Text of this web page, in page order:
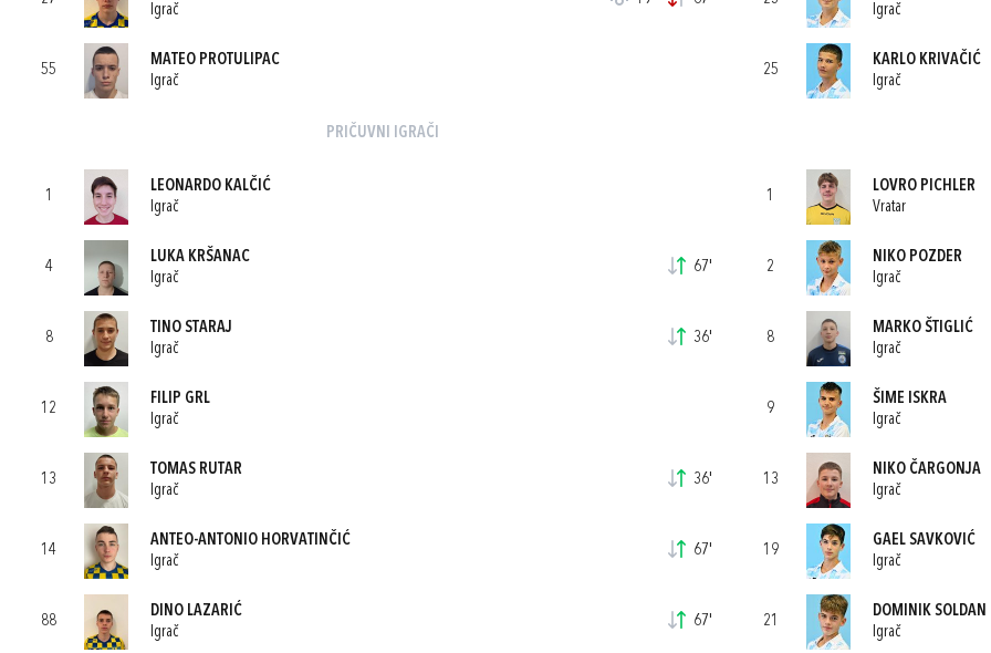
Igrač
55
MATEO PROTULIPAC
Igrač
PRIČUVNI IGRAČI
1
LEONARDO KALČIĆ
Igrač
4
LUKA KRŠANAC
Igrač
67'
8
TINO STARAJ
Igrač
36'
12
FILIP GRL
Igrač
13
TOMAS RUTAR
Igrač
36'
14
ANTEO-ANTONIO HORVATINČIĆ
Igrač
67'
88
DINO LAZARIĆ
Igrač
67'
Igrač
25
KARLO KRIVAČIĆ
Igrač
1
LOVRO PICHLER
Vratar
2
NIKO POZDER
Igrač
8
MARKO ŠTIGLIĆ
Igrač
9
ŠIME ISKRA
Igrač
13
NIKO ČARGONJA
Igrač
19
GAEL SAVKOVIĆ
Igrač
21
DOMINIK SOLDAN
Igrač